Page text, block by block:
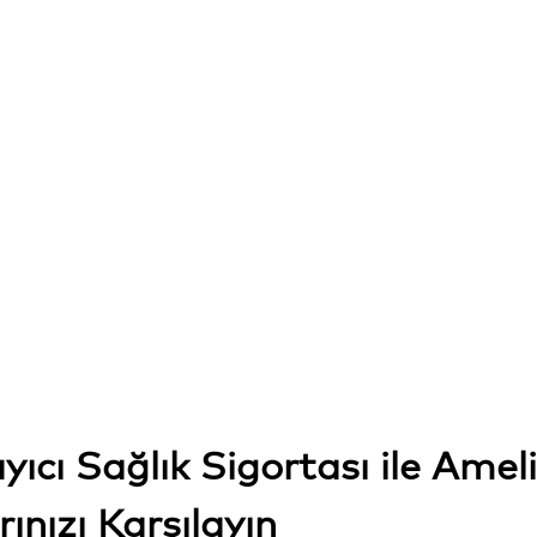
Sağlık Sigortası ile
Karşılayın